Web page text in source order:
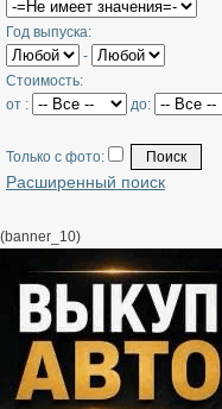
Год выпуска:
-
Стоимость:
от :
до:
Только с фото:
Расширенный поиск
(banner_10)